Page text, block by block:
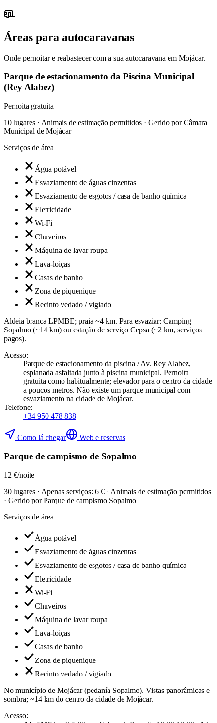
Áreas para autocaravanas
Onde pernoitar e reabastecer com a sua autocaravana em Mojácar.
Parque de estacionamento da Piscina Municipal
(Rey Alabez)
Pernoita gratuita
10 lugares · Animais de estimação permitidos · Gerido por Câmara
Municipal de Mojácar
Serviços de área
Água potável
Esvaziamento de águas cinzentas
Esvaziamento de esgotos / casa de banho química
Eletricidade
Wi-Fi
Chuveiros
Máquina de lavar roupa
Lava-loiças
Casas de banho
Zona de piquenique
Recinto vedado / vigiado
Aldeia branca LPMBE; praia ~4 km. Para esvaziar: Camping
Sopalmo (~14 km) ou estação de serviço Cepsa (~2 km, serviços
pagos).
Acesso:
Parque de estacionamento da piscina / Av. Rey Alabez,
esplanada asfaltada junto à piscina municipal. Pernoita
gratuita como habitualmente; elevador para o centro da cidade
a poucos metros. Não existe um parque municipal com
esvaziamento na cidade de Mojácar.
Telefone:
+34 950 478 838
Como lá chegar Web e reservas
Parque de campismo de Sopalmo
12 €/noite
30 lugares · Apenas serviços: 6 € · Animais de estimação permitidos
· Gerido por Parque de campismo Sopalmo
Serviços de área
Água potável
Esvaziamento de águas cinzentas
Esvaziamento de esgotos / casa de banho química
Eletricidade
Wi-Fi
Chuveiros
Máquina de lavar roupa
Lava-loiças
Casas de banho
Zona de piquenique
Recinto vedado / vigiado
No município de Mojácar (pedanía Sopalmo). Vistas panorâmicas e
sombra; ~14 km do centro da cidade de Mojácar.
Acesso: